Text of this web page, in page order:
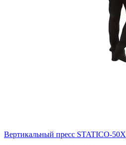
Вертикальный пресс STATICO-50X